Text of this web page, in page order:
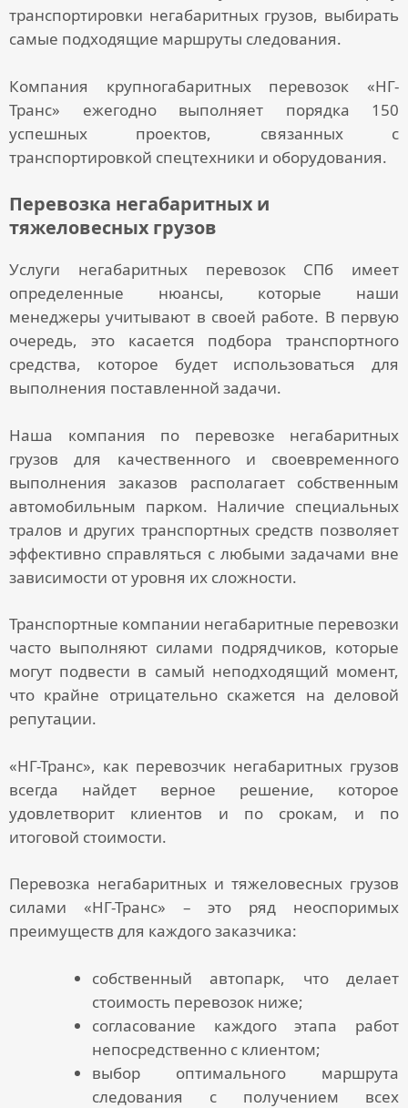
транспортировки негабаритных грузов, выбирать
самые подходящие маршруты следования.
Компания крупногабаритных перевозок «НГ-
Транс» ежегодно выполняет порядка 150
успешных проектов, связанных с
транспортировкой спецтехники и оборудования.
Перевозка негабаритных и
тяжеловесных грузов
Услуги негабаритных перевозок СПб имеет
определенные нюансы, которые наши
менеджеры учитывают в своей работе. В первую
очередь, это касается подбора транспортного
средства, которое будет использоваться для
выполнения поставленной задачи.
Наша компания по перевозке негабаритных
грузов для качественного и своевременного
выполнения заказов располагает собственным
автомобильным парком. Наличие специальных
тралов и других транспортных средств позволяет
эффективно справляться с любыми задачами вне
зависимости от уровня их сложности.
Транспортные компании негабаритные перевозки
часто выполняют силами подрядчиков, которые
могут подвести в самый неподходящий момент,
что крайне отрицательно скажется на деловой
репутации.
«НГ-Транс», как перевозчик негабаритных грузов
всегда найдет верное решение, которое
удовлетворит клиентов и по срокам, и по
итоговой стоимости.
Перевозка негабаритных и тяжеловесных грузов
силами «НГ-Транс» – это ряд неоспоримых
преимуществ для каждого заказчика:
собственный автопарк, что делает
стоимость перевозок ниже;
согласование каждого этапа работ
непосредственно с клиентом;
выбор оптимального маршрута
следования с получением всех